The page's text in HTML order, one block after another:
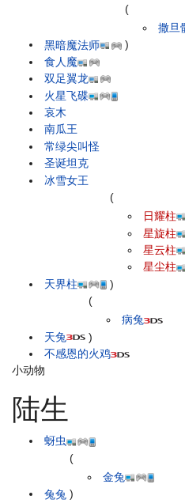
黑暗魔法师
(
撒旦
)
食人魔
双足翼龙
火星飞碟
哀木
南瓜王
常绿尖叫怪
圣诞坦克
冰雪女王
天界柱
(
日耀柱
星旋柱
星云柱
星尘柱
)
天兔
(
病兔
)
不感恩的火鸡
小动物
陆生
蚜虫
兔兔
(
金兔
)